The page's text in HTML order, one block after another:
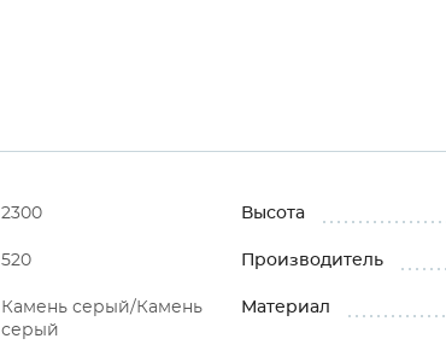
2300 Высота
520 Производитель
Камень серый/Камень
серый
Материал